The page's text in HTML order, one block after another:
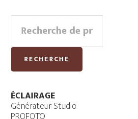
Primary
Sidebar
Recherche
pour :
RECHERCHE
ÉCLAIRAGE
Générateur Studio